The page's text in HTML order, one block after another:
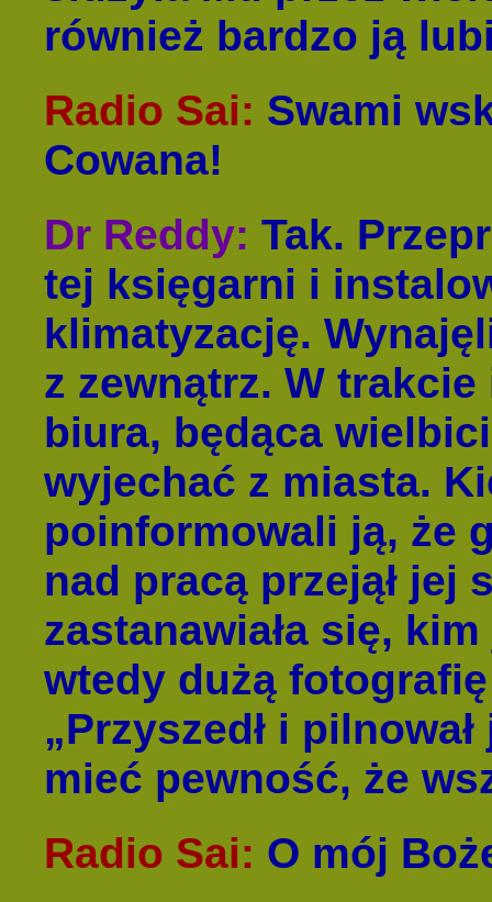
również bardzo ją
Radio Sai: Swami
Cowana!
Dr Reddy: Tak.
tej księgarni i
klimatyzację.
z zewnątrz. W
biura, będąca
wyjechać z miasta.
poinformowali ją, że
nad pracą przejął jej
zastanawiała się,
wtedy dużą
„Przyszedł i
mieć pewność, że
Radio Sai: O mój